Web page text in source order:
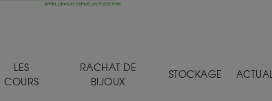
LES
COURS
RACHAT DE
BIJOUX
STOCKAGE